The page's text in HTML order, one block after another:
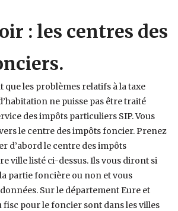
: les centres des
que les problèmes relatifs à la taxe
ne puisse pas être traité
des impôts particuliers SIP. Vous
le centre des impôts foncier. Prenez
d’abord le centre des impôts
ville listé ci-dessus. Ils vous diront si
partie foncière ou non et vous
Sur le département Eure et
fisc pour le foncier sont dans les villes